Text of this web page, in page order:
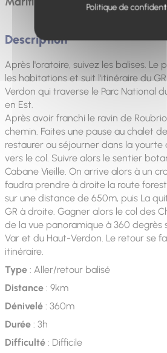
Description
Après l'oratoire, suivez les balises. Le
les habitations et suit l'itinéraire du
Verdon qui traverse le Parc National
en Est.
Après avoir franchi le ravin de
chemin. Faites une pause au chalet
restaurer ou séjourner dans la yourte
vers le col. Suivre alors le sentier
Cabane Vieille. On arrive alors à un
faudra prendre à droite la route
sur une distance de 650m, puis La
GR à droite. Gagner alors le col des
de la vue panoramique à 360 degrès
Var et du Haut-Verdon. Le retour se
itinéraire.
Type: Aller/retour balisé
Distance: 9km
Dénivelé: 360m
Durée: 3h
Difficulté: Difficile
Politique de